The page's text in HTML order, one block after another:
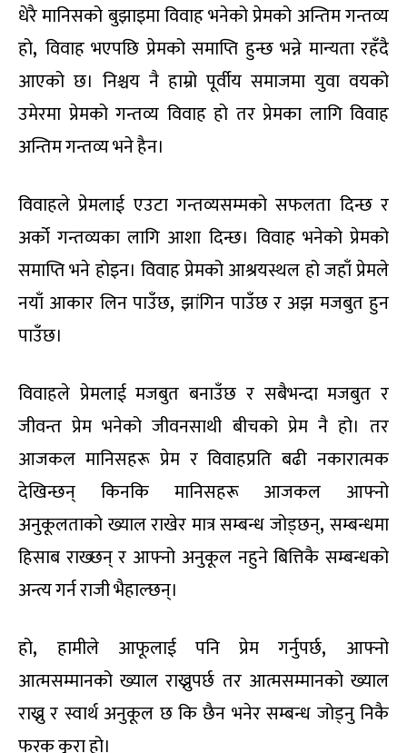
धेरै मानिसको बुझाइमा विवाह भनेको प्रेमको अन्तिम गन्तव्य
हो, विवाह भएपछि प्रेमको समाप्ति हुन्छ भन्ने मान्यता रहँदै
आएको छ। निश्चय नै हाम्रो पूर्वीय समाजमा युवा वयको
उमेरमा प्रेमको गन्तव्य विवाह हो तर प्रेमका लागि विवाह
अन्तिम गन्तव्य भने हैन।
विवाहले प्रेमलाई एउटा गन्तव्यसम्मको सफलता दिन्छ र
अर्को गन्तव्यका लागि आशा दिन्छ। विवाह भनेको प्रेमको
समाप्ति भने होइन। विवाह प्रेमको आश्रयस्थल हो जहाँ प्रेमले
नयाँ आकार लिन पाउँछ,झांगिन पाउँछ र अझ मजबुत हुन
पाउँछ।
विवाहले प्रेमलाई मजबुत बनाउँछ र सबैभन्दा मजबुत र
जीवन्त प्रेम भनेको जीवनसाथी बीचको प्रेम नै हो। तर
आजकल मानिसहरू प्रेम र विवाहप्रति बढी नकारात्मक
देखिन्छन् किनकि मानिसहरू आजकल आफ्नो
अनुकूलताको ख्याल राखेर मात्र सम्बन्ध जोड्छन्, सम्बन्धमा
हिसाब राख्छन् र आफ्नो अनुकूल नहुने बित्तिकै सम्बन्धको
अन्त्य गर्न राजी भैहाल्छन्।
हो, हामीले आफूलाई पनि प्रेम गर्नुपर्छ, आफ्नो
आत्मसम्मानको ख्याल राख्नुपर्छ तर आत्मसम्मानको ख्याल
राख्नु र स्वार्थ अनुकूल छ कि छैन भनेर सम्बन्ध जोड्नु निकै
फरक कुरा हो।